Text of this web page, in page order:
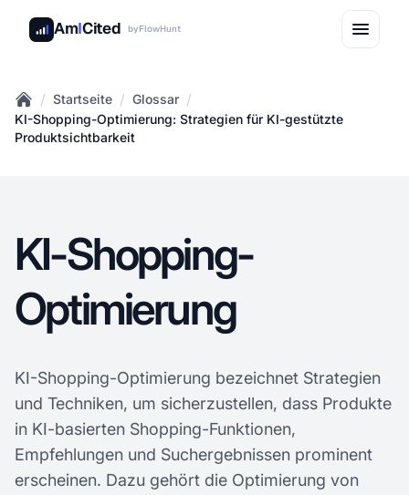
AmICited byFlowHunt
Home
/ Startseite / Glossar /
KI-Shopping-Optimierung: Strategien für KI-gestützte
Produktsichtbarkeit
KI-Shopping-
Optimierung
KI-Shopping-Optimierung bezeichnet Strategien
und Techniken, um sicherzustellen, dass Produkte
in KI-basierten Shopping-Funktionen,
Empfehlungen und Suchergebnissen prominent
erscheinen. Dazu gehört die Optimierung von